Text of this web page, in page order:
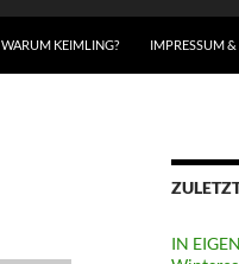
WARUM KEIMLING? IMPRESSUM
IN